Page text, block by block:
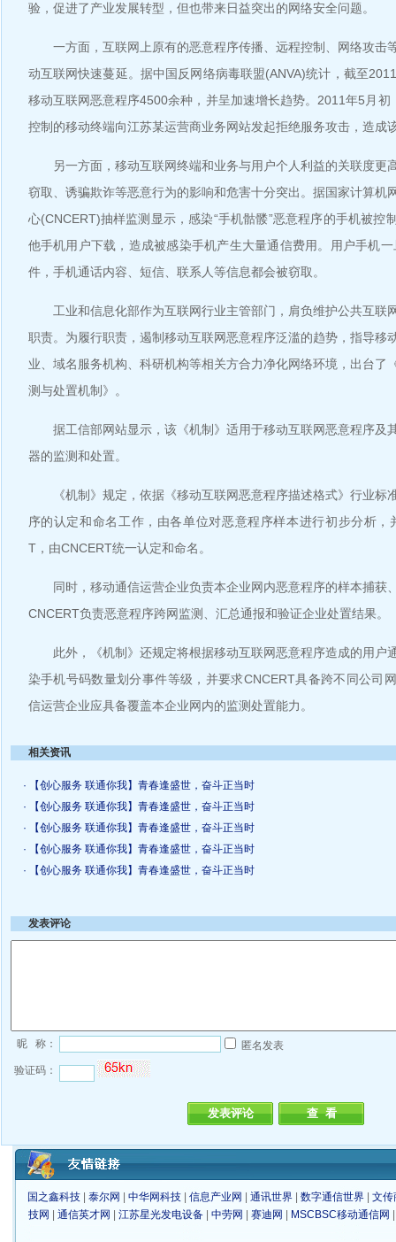
验，促进了产业发展转型，但也带来日益突出的网络安全问题。
一方面，互联网上原有的恶意程序传播、远程控制、网络攻击
动互联网快速蔓延。据中国反网络病毒联盟(ANVA)统计，截至
移动互联网恶意程序4500余种，并呈加速增长趋势。2011年5月初
控制的移动终端向江苏某运营商业务网站发起拒绝服务攻击，造成
另一方面，移动互联网终端和业务与用户个人利益的关联度更
窃取、诱骗欺诈等恶意行为的影响和危害十分突出。据国家计算机
心(CNCERT)抽样监测显示，感染“手机骷髅”恶意程序的手机被控
他手机用户下载，造成被感染手机产生大量通信费用。用户手机一
件，手机通话内容、短信、联系人等信息都会被窃取。
工业和信息化部作为互联网行业主管部门，肩负维护公共互联
职责。为履行职责，遏制移动互联网恶意程序泛滥的趋势，指导移
业、域名服务机构、科研机构等相关方合力净化网络环境，出台了
测与处置机制》。
据工信部网站显示，该《机制》适用于移动互联网恶意程序及
器的监测和处置。
《机制》规定，依据《移动互联网恶意程序描述格式》行业标
序的认定和命名工作，由各单位对恶意程序样本进行初步分析，
T，由CNCERT统一认定和命名。
同时，移动通信运营企业负责本企业网内恶意程序的样本捕获
CNCERT负责恶意程序跨网监测、汇总通报和验证企业处置结果。
此外，《机制》还规定将根据移动互联网恶意程序造成的用户
染手机号码数量划分事件等级，并要求CNCERT具备跨不同公司
信运营企业应具备覆盖本企业网内的监测处置能力。
相关资讯
· 【创心服务 联通你我】青春逢盛世，奋斗正当时
· 【创心服务 联通你我】青春逢盛世，奋斗正当时
· 【创心服务 联通你我】青春逢盛世，奋斗正当时
· 【创心服务 联通你我】青春逢盛世，奋斗正当时
· 【创心服务 联通你我】青春逢盛世，奋斗正当时
发表评论
昵 称：
匿名发表
验证码：
国之鑫科技 泰尔网 中华网科技 信息产业网 通讯世界 数字通信世界
文传
技网
通信英才网 江苏星光发电设备| 中劳网 赛迪网 MSCBSC移动通信网